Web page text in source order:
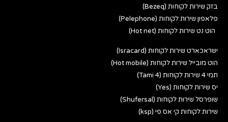
בזק שירות לקוחות (Bezeq)
פלאפון שירות לקוחות (Pelephone)
הוט נט שירות לקוחות (Hot net)
ישראכארט שירות לקוחות (Isracard)
הוט מובייל שירות לקוחות (Hot mobile)
תמי 4 שירות לקוחות (Tami 4)
יס שירות לקוחות (Yes)
שופרסל שירות לקוחות (Shufersal)
שירות לקוחות קי אס פי (ksp)